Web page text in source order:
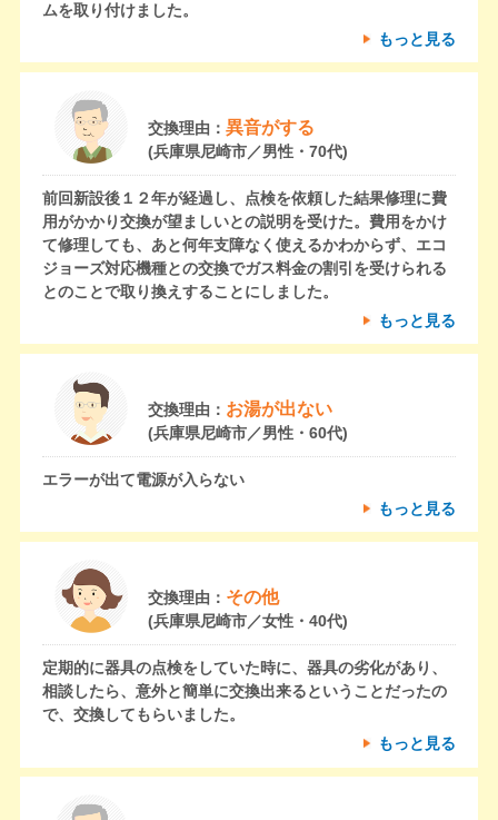
ムを取り付けました。
もっと見る
交換理由： 異音がする
(兵庫県尼崎市／男性・70代)
前回新設後１２年が経過し、点検を依頼した結果修理に費
用がかかり交換が望ましいとの説明を受けた。費用をかけ
て修理しても、あと何年支障なく使えるかわからず、エコ
ジョーズ対応機種との交換でガス料金の割引を受けられる
とのことで取り換えすることにしました。
もっと見る
交換理由： お湯が出ない
(兵庫県尼崎市／男性・60代)
エラーが出て電源が入らない
もっと見る
交換理由： その他
(兵庫県尼崎市／女性・40代)
定期的に器具の点検をしていた時に、器具の劣化があり、
相談したら、意外と簡単に交換出来るということだったの
で、交換してもらいました。
もっと見る